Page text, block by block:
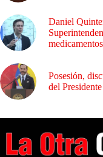
Daniel
Posesión,
del